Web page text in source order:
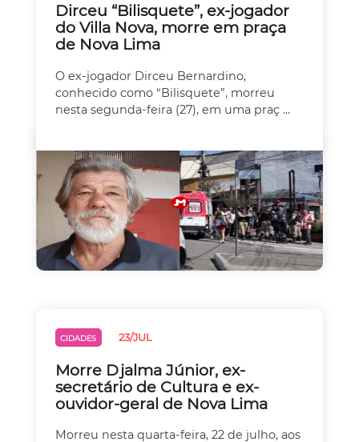
Dirceu “Bilisquete”, ex-jogador
do Villa Nova, morre em praça
de Nova Lima
O ex-jogador Dirceu Bernardino,
conhecido como “Bilisquete”, morreu
nesta segunda-feira (27), em uma praç ...
CIDADES 23/JUL
Morre Djalma Júnior, ex-
secretário de Cultura e ex-
ouvidor-geral de Nova Lima
Morreu nesta quarta-feira, 22 de julho, aos